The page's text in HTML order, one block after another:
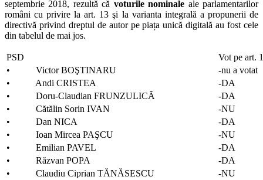
septembrie 2018, rezultă că voturile nominale ale parlamentarilor
români cu privire la art. 13 şi la varianta integrală a propunerii de
directivă privind dreptul de autor pe piața unică digitală au fost cele
din tabelul de mai jos.
PSD
Vot pe art.
• Victor BOŞTINARU
-nu a votat
• Andi CRISTEA
-DA
• Doru-Claudian FRUNZULICĂ
-DA
• Cătălin Sorin IVAN
-NU
• Dan NICA
-DA
• Ioan Mircea PAŞCU
-NU
• Emilian PAVEL
-DA
• Răzvan POPA
-DA
• Claudiu Ciprian TĂNĂSESCU
-NU